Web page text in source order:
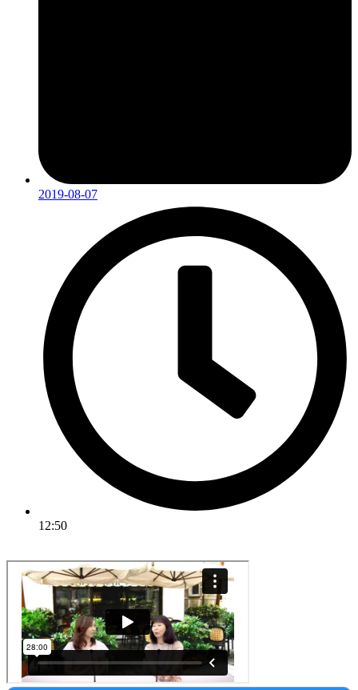
2019-08-07
12:50